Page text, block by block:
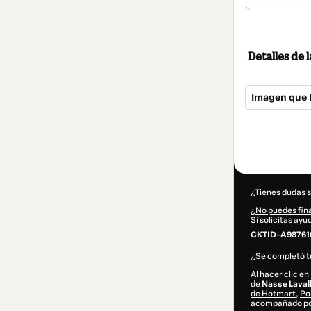
Detalles de
Imagen que
¿Tienes dudas
¿No puedes
Si solicitas
CKTID-
¿Se completó
Al hacer clic
de Nasse
de Hotmart,
acompañado